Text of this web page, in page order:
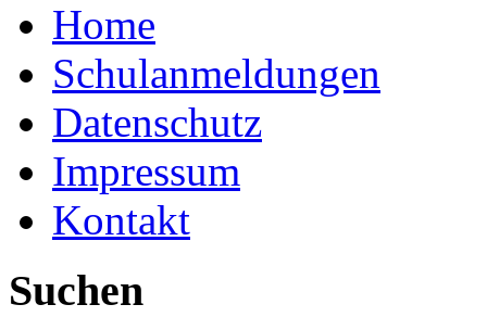
Home
Schulanmeldungen
Datenschutz
Impressum
Kontakt
Suchen